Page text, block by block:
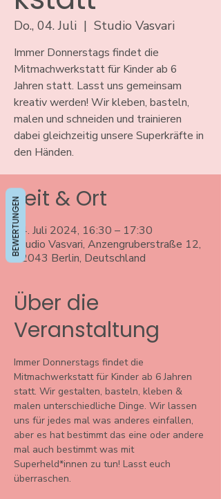
Do., 04. Juli
  |
Studio Vasvari
Immer Donnerstags findet die
Mitmachwerkstatt für Kinder ab 6
Jahren statt. Lasst uns gemeinsam
kreativ werden! Wir kleben, basteln,
malen und schneiden und trainieren
dabei gleichzeitig unsere Superkräfte in
den Händen.
Zeit & Ort
04. Juli 2024, 16:30 – 17:30
Studio Vasvari, Anzengruberstraße 12,
12043 Berlin, Deutschland
Über die
Veranstaltung
Immer Donnerstags findet die
Mitmachwerkstatt für Kinder ab 6 Jahren
statt. Wir gestalten, basteln, kleben &
malen unterschiedliche Dinge. Wir lassen
uns für jedes mal was anderes einfallen,
aber es hat bestimmt das eine oder andere
mal auch bestimmt was mit
Superheld*innen zu tun! Lasst euch
überraschen.
BEWERTUNGEN